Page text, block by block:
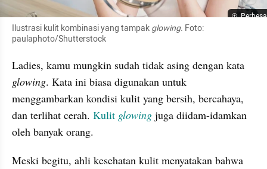
Ilustrasi kulit kombinasi yang tampak glowing. Foto:
paulaphoto/Shutterstock
glowing. Kata ini biasa digunakan untuk
menggambarkan kondisi kulit yang bersih, bercahaya,
dan terlihat cerah. Kulit glowing juga diidam-idamkan
oleh banyak orang.
Meski begitu, ahli kesehatan kulit menyatakan bahwa